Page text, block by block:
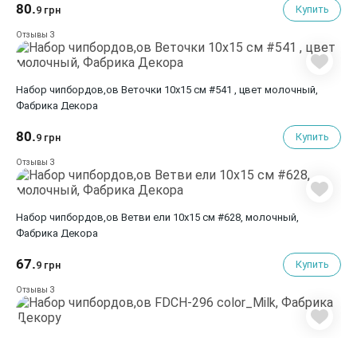
80.9 грн Купить
Отзывы 3
Набор чипбордов,ов Веточки 10х15 см #541 , цвет молочный,
Фабрика Декора
80.9 грн Купить
Отзывы 3
Набор чипбордов,ов Ветви ели 10х15 см #628, молочный,
Фабрика Декора
67.9 грн Купить
Отзывы 3